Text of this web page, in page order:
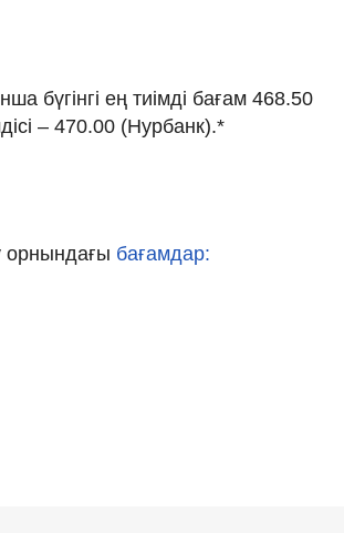
бүгінгі ең тиімді бағам 468.50
– 470.00 (Нурбанк).*
орнындағы бағамдар: